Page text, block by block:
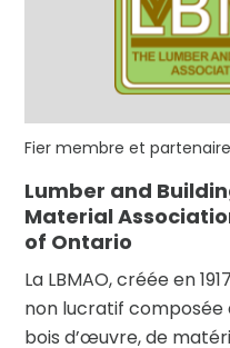
Fier membre et partenaire
Lumber and
Material
of Ontario
La LBMAO, créée en
non lucratif
bois d’œuvre, de